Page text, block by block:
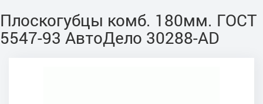
Плоскогубцы комб. 180мм. ГОСТ
5547-93 АвтоДело 30288-AD